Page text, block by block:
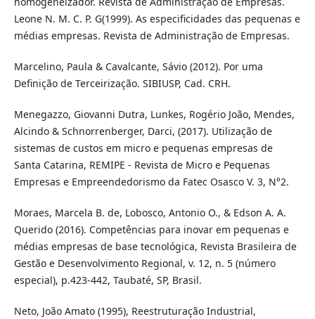
Leone N. M. C. P. G(1999). As especificidades das pequenas e
médias empresas. Revista de Administração de Empresas.
Marcelino, Paula & Cavalcante, Sávio (2012). Por uma
Definição de Terceirização. SIBIUSP, Cad. CRH.
Menegazzo, Giovanni Dutra, Lunkes, Rogério João, Mendes,
Alcindo & Schnorrenberger, Darci, (2017). Utilização de
sistemas de custos em micro e pequenas empresas de
Santa Catarina, REMIPE - Revista de Micro e Pequenas
Empresas e Empreendedorismo da Fatec Osasco V. 3, N°2.
Moraes, Marcela B. de, Lobosco, Antonio O., & Edson A. A.
Querido (2016). Competências para inovar em pequenas e
médias empresas de base tecnológica, Revista Brasileira de
Gestão e Desenvolvimento Regional, v. 12, n. 5 (número
especial), p.423-442, Taubaté, SP, Brasil.
Neto, João Amato (1995), Reestruturação Industrial,